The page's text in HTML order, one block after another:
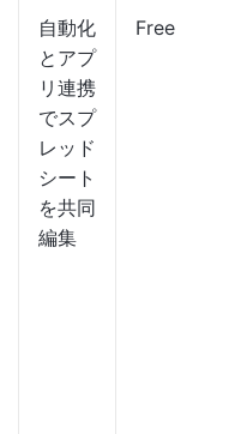
自動化
とアプ
リ連携
でスプ
レッド
シート
を共同
編集
Free